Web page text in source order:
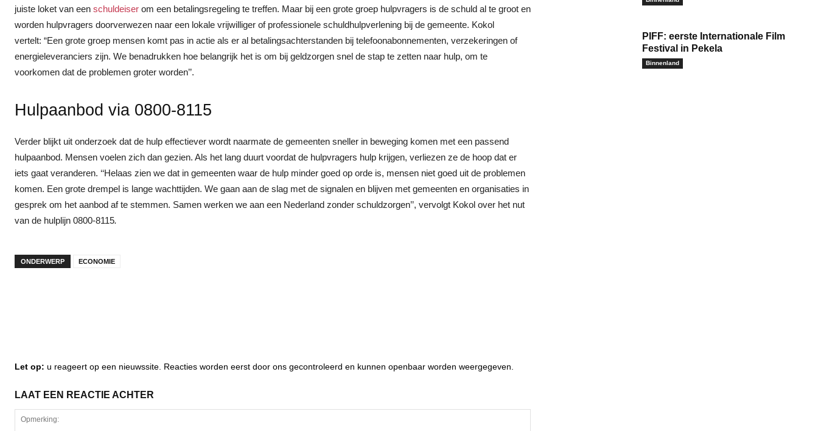
juiste loket van een schuldeiser om een betalingsregeling te treffen. Maar bij een grote groep hulpvragers is de schuld al te groot en
worden hulpvragers doorverwezen naar een lokale vrijwilliger of professionele schuldhulpverlening bij de gemeente. Kokol
vertelt: “Een grote groep mensen komt pas in actie als er al betalingsachterstanden bij telefoonabonnementen, verzekeringen of
energieleveranciers zijn. We benadrukken hoe belangrijk het is om bij geldzorgen snel de stap te zetten naar hulp, om te
voorkomen dat de problemen groter worden’’.
Hulpaanbod via 0800-8115
Verder blijkt uit onderzoek dat de hulp effectiever wordt naarmate de gemeenten sneller in beweging komen met een passend
hulpaanbod. Mensen voelen zich dan gezien. Als het lang duurt voordat de hulpvragers hulp krijgen, verliezen ze de hoop dat er
iets gaat veranderen. ‘‘Helaas zien we dat in gemeenten waar de hulp minder goed op orde is, mensen niet goed uit de problemen
komen. Een grote drempel is lange wachttijden. We gaan aan de slag met de signalen en blijven met gemeenten en organisaties in
gesprek om het aanbod af te stemmen. Samen werken we aan een Nederland zonder schuldzorgen’’, vervolgt Kokol over het nut
van de hulplijn 0800-8115.
ONDERWERP ECONOMIE
Let op: u reageert op een nieuwssite. Reacties worden eerst door ons gecontroleerd en kunnen openbaar worden weergegeven.
LAAT EEN REACTIE ACHTER
PIFF: eerste Internationale Film
Festival in Pekela
Binnenland